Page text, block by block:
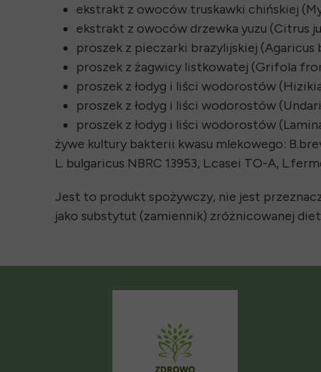
ekstrakt z owoców truskawki chińskiej
ekstrakt z owoców drzewka yuzu (Citrus
proszek z pieczarki brazylijskiej (Agaricus
proszek z żagwicy listkowatej (Grifola
proszek z łodyg i liści wodorostów
proszek z łodyg i liści wodorostów
proszek z łodyg i liści wodorostów
żywe kultury bakterii kwasu mlekowego:
L. bulgaricus NBRC 13953, L.casei TO-A,
Jest to produkt spożywczy, nie jest
jako substytut (zamiennik) zróżnicowanej